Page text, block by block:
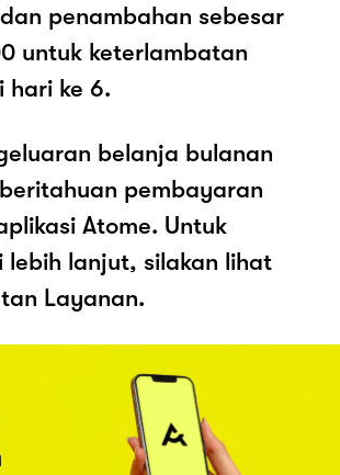
penambahan sebesar
untuk keterlambatan
hari ke 6.
belanja bulanan
pembayaran
Atome. Untuk
lebih lanjut, silakan lihat
Layanan.